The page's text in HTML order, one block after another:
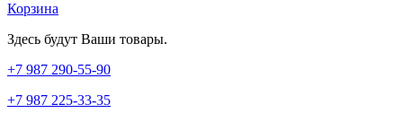
Корзина
Здесь будут Ваши товары.
+7 987 290-55-90
+7 987 225-33-35